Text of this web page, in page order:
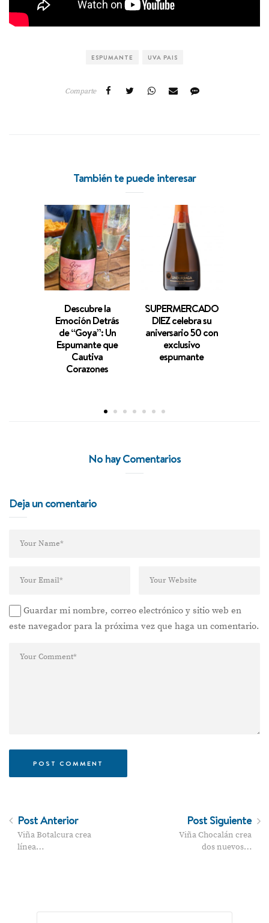
ESPUMANTE UVA PAIS
Comparte
También te puede interesar
Descubre la
Emoción Detrás
de “Goya”: Un
Espumante que
Cautiva
Corazones
SUPERMERCADO
DIEZ celebra su
aniversario 50 con
exclusivo
espumante
No hay Comentarios
Deja un comentario
Guardar mi nombre, correo electrónico y sitio web en
este navegador para la próxima vez que haga un comentario.
Post Anterior
Viña Botalcura crea
línea…
Post Siguiente
Viña Chocalán crea
dos nuevos…